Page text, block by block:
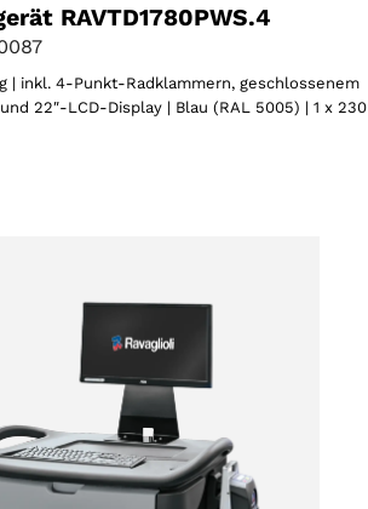
RAVTD1780PWS.4
| inkl. 4-Punkt-Radklammern, geschlossenem
22″-LCD-Display | Blau (RAL 5005) | 1 x 230